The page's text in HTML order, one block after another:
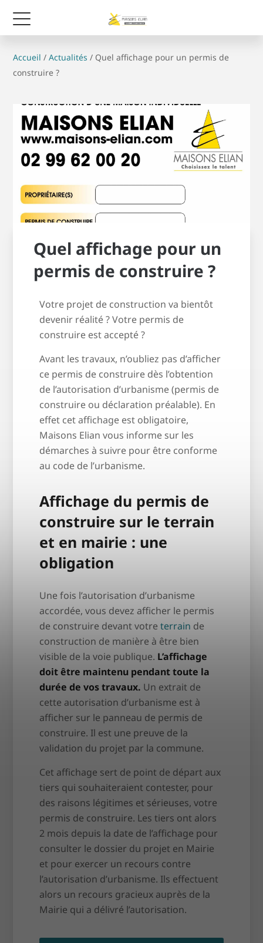
Accueil /Actualités / Quel affichage pour un permis de
construire ?
Quel affichage pour un
permis de construire ?
Votre projet de construction va bientôt
devenir réalité ? Votre permis de
construire est accepté ?
Avant les travaux, n’oubliez pas d’afficher
ce permis de construire dès l’obtention
de l’autorisation d’urbanisme (permis de
construire ou déclaration préalable). En
effet cet affichage est obligatoire,
Maisons Elian vous informe sur les
démarches à suivre pour être conforme
au code de l’urbanisme.
Affichage du permis de
construire sur le terrain
et en mairie : une
obligation
Une fois l’autorisation d’urbanisme
accordée, vous devez afficher le permis
de construire devant votreterrain de
construction de manière à être bien
visible de la voie publique. L’affichage
doit être maintenu pendant toute la
durée de vos travaux. Un extrait de
cette autorisation d’urbanisme est à
afficher sur le panneau de permis de
construire. Il est une preuve de la
validation du projet par la commune.
Cet affichage sert de point de départ aux
tiers qui souhaiteraient contester, pour
des raisons légitimes et sérieuses, votre
permis de construire. Les tiers ont alors
2 mois depuis la date de l’affichage pour
consulter le dossier du projet en Mairie
et pour exercer un recours contre
l’autorisation d’urbanisme. Ils effectuent
alors un recours gracieux auprès de la
Mairie qui a délivré l’autorisation.